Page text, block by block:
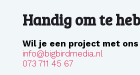
Handig om te
Wil je een project met ons
info@bigbirdmedia.nl
073 711 45 67